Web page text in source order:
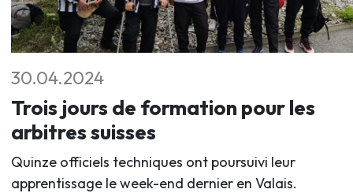
30.04.2024
Trois jours de formation pour les
arbitres suisses
Quinze officiels techniques ont poursuivi leur
apprentissage le week-end dernier en Valais.